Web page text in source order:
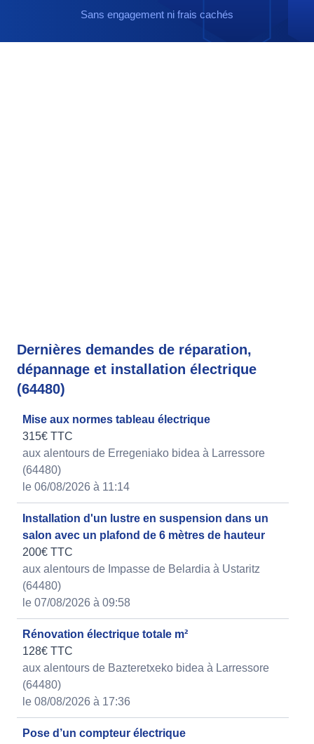
Sans engagement ni frais cachés
Dernières demandes de réparation,
dépannage et installation électrique
(64480)
Mise aux normes tableau électrique
315€ TTC
aux alentours de Erregeniako bidea à Larressore
(64480)
le 06/08/2026 à 11:14
Installation d'un lustre en suspension dans un
salon avec un plafond de 6 mètres de hauteur
200€ TTC
aux alentours de Impasse de Belardia à Ustaritz
(64480)
le 07/08/2026 à 09:58
Rénovation électrique totale m²
128€ TTC
aux alentours de Bazteretxeko bidea à Larressore
(64480)
le 08/08/2026 à 17:36
Pose d’un compteur électrique